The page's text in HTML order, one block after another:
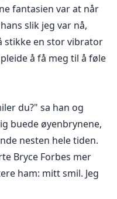
og Bryce når
kjempe for å
vanskelige valg,
ambisjoner eller gi
til slutt er grensen
i ferd med å
gjøre for å holde
tid var Anneliese
faren hans, og
for Bryce, har hun
kvinne som kan
fantasien var at når
slik jeg var nå,
stikke en stor vibrator
å få meg til å føle
du?" sa han og
buede øyenbrynene,
nesten hele tiden.
Bryce Forbes mer
ham: mitt smil. Jeg